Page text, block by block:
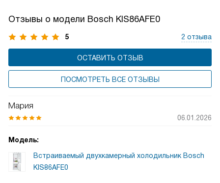
Отзывы о модели Bosch KIS86AFE0
5 2 отзыва
ОСТАВИТЬ ОТЗЫВ
ПОСМОТРЕТЬ ВСЕ ОТЗЫВЫ
Мария
06.01.2026
Модель:
Встраиваемый двухкамерный холодильник Bosch
KIS86AFE0